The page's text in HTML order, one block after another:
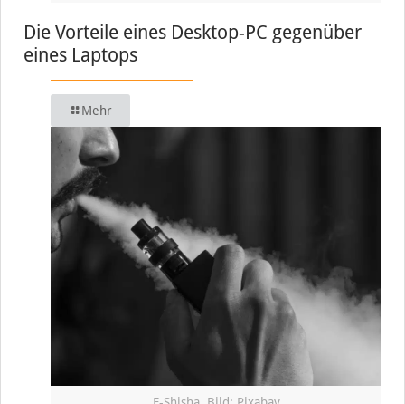
Die Vorteile eines Desktop-PC gegenüber
eines Laptops
Mehr